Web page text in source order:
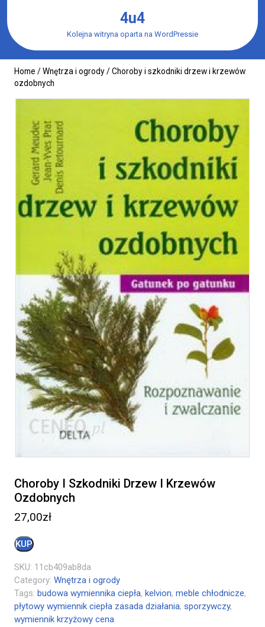
content
4u4
Kolejna witryna oparta na WordPressie
Home /Wnętrza i ogrody/ Choroby i szkodniki drzew i krzewów
ozdobnych
Choroby I Szkodniki Drzew I Krzewów
Ozdobnych
27,00zł
KUP
SKU: 11cb409ab8da
Category: Wnętrza i ogrody
Tags: budowa wymiennika ciepła, kelvion, meble chłodnicze,
płytowy wymiennik ciepła zasada działania, sporzywczy,
wymiennik krzyżowy cena